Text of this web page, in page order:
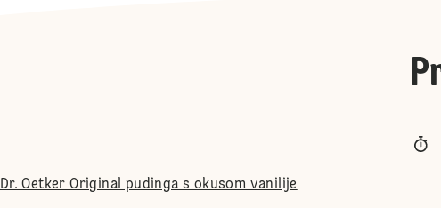
Dr. Oetker Original pudinga s okusom vanilije